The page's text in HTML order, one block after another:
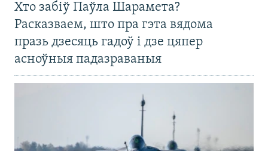
Хто забіў Паўла Шарамета?
Расказваем, што пра гэта вядома
празь дзесяць гадоў і дзе цяпер
асноўныя падазраваныя